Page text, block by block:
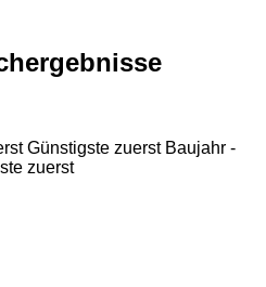
Günstigste zuerst Baujahr -
zuerst